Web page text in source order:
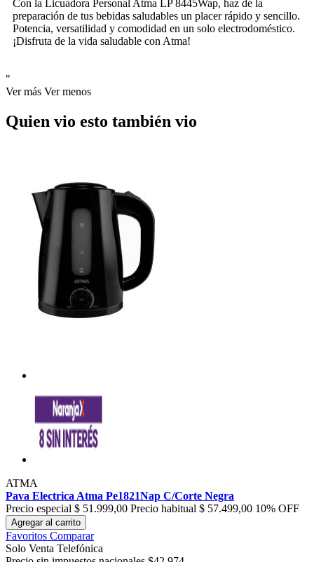
Con la Licuadora Personal Atma LP 8445Wap, haz de la
preparación de tus bebidas saludables un placer rápido y sencillo.
Potencia, versatilidad y comodidad en un solo electrodoméstico.
¡Disfruta de la vida saludable con Atma!
"
Ver más Ver menos
Quien vio esto también vio
ATMA
Pava Electrica Atma Pe1821Nap C/Corte Negra
Precio especial $ 51.999,00 Precio habitual $ 57.499,00 10% OFF
Agregar al carrito
Favoritos Comparar
Solo Venta Telefónica